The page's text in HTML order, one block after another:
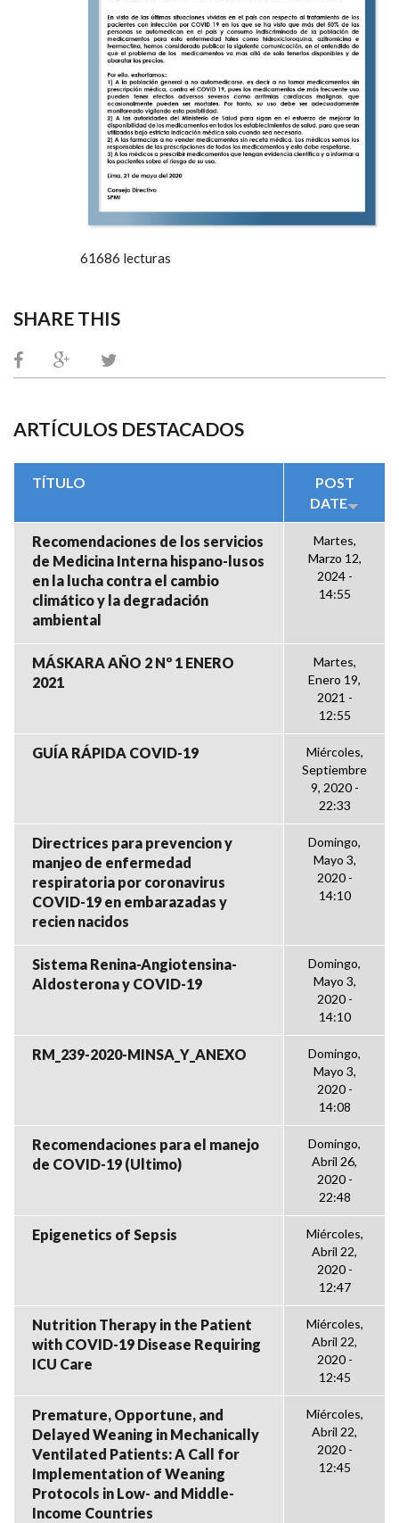
61686 lecturas
SHARE THIS
ARTÍCULOS DESTACADOS
TÍTULO
POST
DATE
Recomendaciones de los servicios
de Medicina Interna hispano-lusos
en la lucha contra el cambio
climático y la degradación
ambiental
Martes,
Marzo 12,
2024 -
14:55
MÁSKARA AÑO 2 Nº 1 ENERO
2021
Martes,
Enero 19,
2021 -
12:55
GUÍA RÁPIDA COVID-19
Miércoles,
Septiembre
9, 2020 -
22:33
Directrices para prevencion y
manjeo de enfermedad
respiratoria por coronavirus
COVID-19 en embarazadas y
recien nacidos
Domingo,
Mayo 3,
2020 -
14:10
Sistema Renina-Angiotensina-
Aldosterona y COVID-19
Domingo,
Mayo 3,
2020 -
14:10
RM_239-2020-MINSA_Y_ANEXO
Domingo,
Mayo 3,
2020 -
14:08
Recomendaciones para el manejo
de COVID-19 (Ultimo)
Domingo,
Abril 26,
2020 -
22:48
Epigenetics of Sepsis
Miércoles,
Abril 22,
2020 -
12:47
Nutrition Therapy in the Patient
with COVID-19 Disease Requiring
ICU Care
Miércoles,
Abril 22,
2020 -
12:45
Premature, Opportune, and
Delayed Weaning in Mechanically
Ventilated Patients: A Call for
Implementation of Weaning
Protocols in Low- and Middle-
Income Countries
Miércoles,
Abril 22,
2020 -
12:45